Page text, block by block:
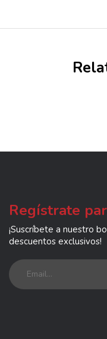
Regístrate
¡Suscríbete a nuestro
descuentos exclusivos!